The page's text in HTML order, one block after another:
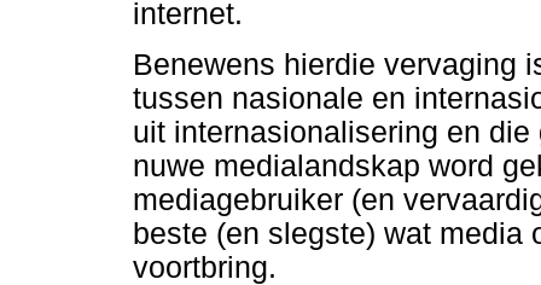
internet.
Benewens hierdie vervaging
tussen nasionale en
uit internasionalisering en
nuwe medialandskap word
mediagebruiker (en
beste (en slegste) wat media
voortbring.